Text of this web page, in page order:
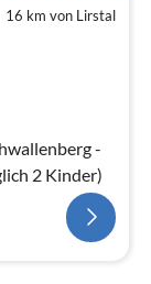
16 km von Lirstal
-
2 Kinder)